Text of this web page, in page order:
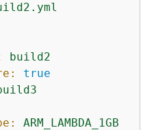
build2
true
ARM_LAMBDA_1GB